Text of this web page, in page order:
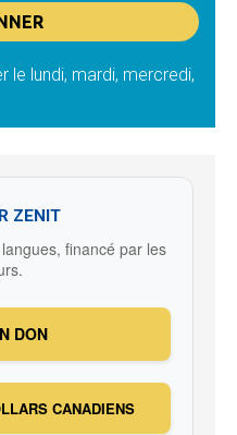
le lundi, mardi, mercredi,
ZENIT
financé par les
DON
CANADIENS